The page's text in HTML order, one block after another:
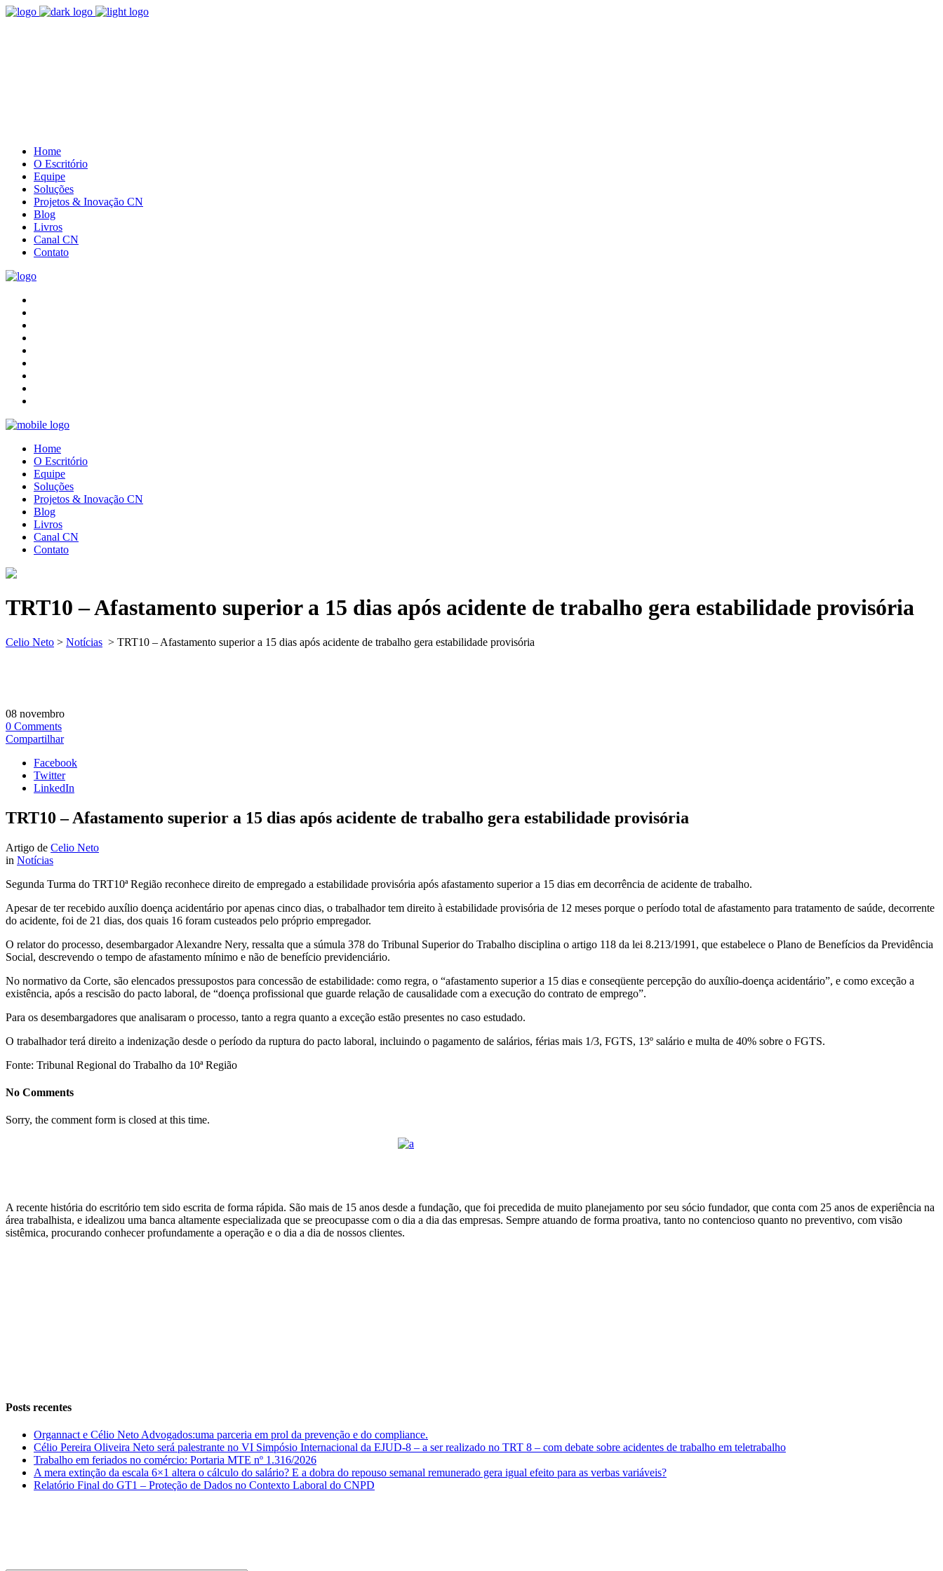
Home
O Escritório
Equipe
Soluções
Projetos & Inovação CN
Blog
Livros
Canal CN
Contato
Home
O Escritório
Equipe
Soluções
Projetos & Inovação CN
Blog
Livros
Canal CN
Contato
TRT10 – Afastamento superior a 15 dias após acidente de trabalho gera estabilidade provisória
Celio Neto > Notícias > TRT10 – Afastamento superior a 15 dias após acidente de trabalho gera estabilidade provisória
08 novembro
0 Comments
Compartilhar
Facebook
Twitter
LinkedIn
TRT10 – Afastamento superior a 15 dias após acidente de trabalho gera estabilidade provisória
Artigo de Celio Neto
in Notícias
Segunda Turma do TRT10ª Região reconhece direito de empregado a estabilidade provisória após afastamento superior a 15 dias em decorrência de acidente de trabalho.
Apesar de ter recebido auxílio doença acidentário por apenas cinco dias, o trabalhador tem direito à estabilidade provisória de 12 meses porque o período total de afastamento para tratamento de saúde, decorrente
do acidente, foi de 21 dias, dos quais 16 foram custeados pelo próprio empregador.
O relator do processo, desembargador Alexandre Nery, ressalta que a súmula 378 do Tribunal Superior do Trabalho disciplina o artigo 118 da lei 8.213/1991, que estabelece o Plano de Benefícios da Previdência
Social, descrevendo o tempo de afastamento mínimo e não de benefício previdenciário.
No normativo da Corte, são elencados pressupostos para concessão de estabilidade: como regra, o “afastamento superior a 15 dias e conseqüente percepção do auxílio-doença acidentário”, e como exceção a
existência, após a rescisão do pacto laboral, de “doença profissional que guarde relação de causalidade com a execução do contrato de emprego”.
Para os desembargadores que analisaram o processo, tanto a regra quanto a exceção estão presentes no caso estudado.
O trabalhador terá direito a indenização desde o período da ruptura do pacto laboral, incluindo o pagamento de salários, férias mais 1/3, FGTS, 13º salário e multa de 40% sobre o FGTS.
Fonte: Tribunal Regional do Trabalho da 10ª Região
No Comments
Sorry, the comment form is closed at this time.
A recente história do escritório tem sido escrita de forma rápida. São mais de 15 anos desde a fundação, que foi precedida de muito planejamento por seu sócio fundador, que conta com 25 anos de experiência na
área trabalhista, e idealizou uma banca altamente especializada que se preocupasse com o dia a dia das empresas. Sempre atuando de forma proativa, tanto no contencioso quanto no preventivo, com visão
sistêmica, procurando conhecer profundamente a operação e o dia a dia de nossos clientes.
Posts recentes
Organnact e Célio Neto Advogados:uma parceria em prol da prevenção e do compliance.
Célio Pereira Oliveira Neto será palestrante no VI Simpósio Internacional da EJUD-8 – a ser realizado no TRT 8 – com debate sobre acidentes de trabalho em teletrabalho
Trabalho em feriados no comércio: Portaria MTE nº 1.316/2026
A mera extinção da escala 6×1 altera o cálculo do salário? E a dobra do repouso semanal remunerado gera igual efeito para as verbas variáveis?
Relatório Final do GT1 – Proteção de Dados no Contexto Laboral do CNPD